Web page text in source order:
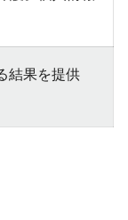
結果を提供